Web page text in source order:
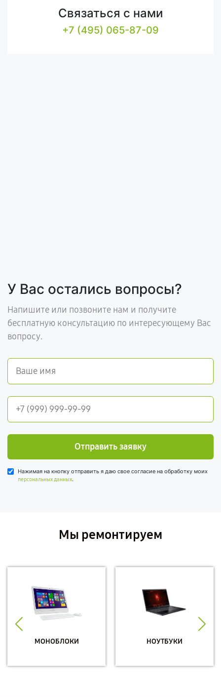
Связаться с нами
+7 (495) 065-87-09
У Вас остались вопросы?
Напишите или позвоните нам и получите
бесплатную консультацию по интересующему Вас
вопросу.
Отправить заявку
Нажимая на кнопку отправить я даю свое согласие на обработку моих
персональных данных.
Мы ремонтируем
МОНОБЛОКИ НОУТБУКИ